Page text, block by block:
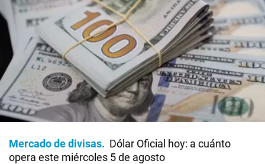
Mercado de divisas
Dólar Oficial hoy: a cuánto
opera este miércoles 5 de agosto